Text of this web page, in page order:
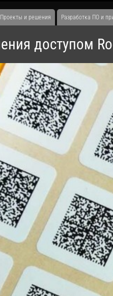
Проекты и решения Разработка ПО и
доступом